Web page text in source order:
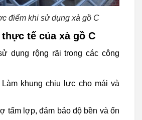
điểm khi sử dụng xà gồ C
tế của xà gồ C
dụng rộng rãi trong các công
Làm khung chịu lực cho mái và
tấm lợp, đảm bảo độ bền và ổn